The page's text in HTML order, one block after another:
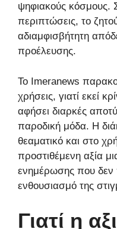
ψηφιακούς κόσμους.
περιπτώσεις, το
αδιαμφισβήτητη
προέλευσης.
Το Imeranews
χρήσεις, γιατί εκεί
αφήσει διαρκές
παροδική μόδα. Η
θεαματικό και στο
προστιθέμενη αξία
ενημέρωσης που δεν
ενθουσιασμό της
Γιατί η